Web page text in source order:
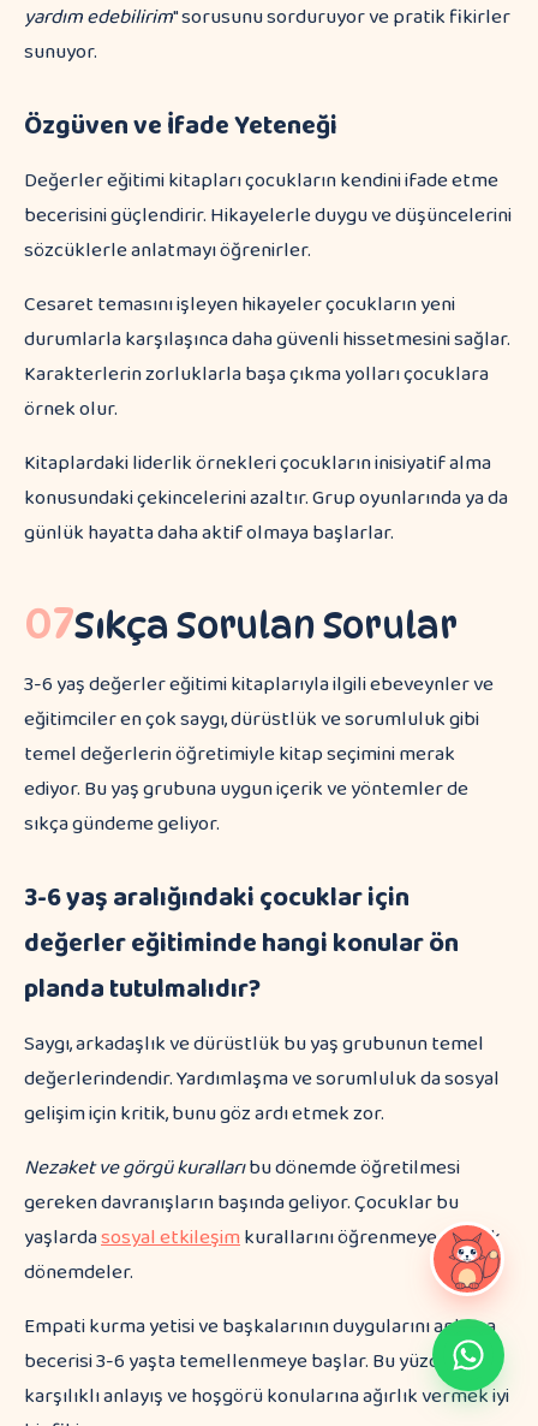
yardım edebilirim" sorusunu sorduruyor ve pratik fikirler
sunuyor.
Özgüven ve İfade Yeteneği
Değerler eğitimi kitapları çocukların kendini ifade etme
becerisini güçlendirir. Hikayelerle duygu ve düşüncelerini
sözcüklerle anlatmayı öğrenirler.
Cesaret temasını işleyen hikayeler çocukların yeni
durumlarla karşılaşınca daha güvenli hissetmesini sağlar.
Karakterlerin zorluklarla başa çıkma yolları çocuklara
örnek olur.
Kitaplardaki liderlik örnekleri çocukların inisiyatif alma
konusundaki çekincelerini azaltır. Grup oyunlarında ya da
günlük hayatta daha aktif olmaya başlarlar.
07Sıkça Sorulan Sorular
3-6 yaş değerler eğitimi kitaplarıyla ilgili ebeveynler ve
eğitimciler en çok saygı, dürüstlük ve sorumluluk gibi
temel değerlerin öğretimiyle kitap seçimini merak
ediyor. Bu yaş grubuna uygun içerik ve yöntemler de
sıkça gündeme geliyor.
3-6 yaş aralığındaki çocuklar için
değerler eğitiminde hangi konular ön
planda tutulmalıdır?
Saygı, arkadaşlık ve dürüstlük bu yaş grubunun temel
değerlerindendir. Yardımlaşma ve sorumluluk da sosyal
gelişim için kritik, bunu göz ardı etmek zor.
Nezaket ve görgü kurallarıbu dönemde öğretilmesi
gereken davranışların başında geliyor. Çocuklar bu
yaşlardasosyal etkileşimkurallarını öğrenmeye en açık
dönemdeler.
Empati kurma yetisi ve başkalarının duygularını anlama
becerisi 3-6 yaşta temellenmeye başlar. Bu yüzden
karşılıklı anlayış ve hoşgörü konularına ağırlık vermek iyi